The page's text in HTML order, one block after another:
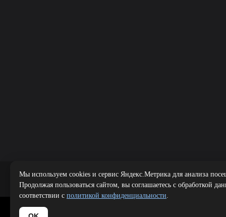
Мы используем cookies и сервис Яндекс.Метрика для анализа
Продолжая пользоваться сайтом, вы соглашаетесь с обработкой
соответствии с политикой конфиденциальности.
Публичная оферта|Политика